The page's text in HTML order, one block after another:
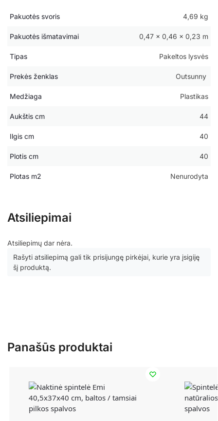
Pakuotės svoris 4,69 kg
Pakuotės išmatavimai 0,47 × 0,46 × 0,23 m
Tipas Pakeltos lysvės
Prekės ženklas Outsunny
Medžiaga Plastikas
Aukštis cm 44
Ilgis cm 40
Plotis cm 40
Plotas m2 Nenurodyta
Atsiliepimai
Atsiliepimų dar nėra.
Rašyti atsiliepimą gali tik prisijungę pirkėjai, kurie yra įsigiję
šį produktą.
Panašūs produktai